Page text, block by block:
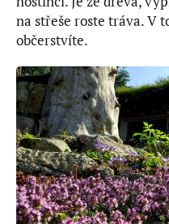
na střeše roste tráva. V
občerstvíte.